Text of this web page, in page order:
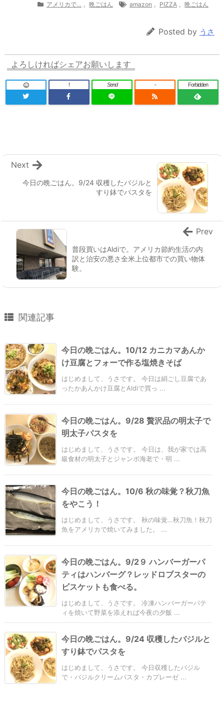
アメリカで… , 晩ごはん amazon , PIZZA , 晩ごはん
Posted by うさ
よろしければシェアお願いします
! Send - Forbidden
今日の晩ごはん。9/24 収穫したバジルと
すり鉢でパスタを
Next
普段買いはAldiで。アメリカ節約生活の内
訳と治安の悪さ全米上位都市での買い物体
験。
Prev
関連記事
今日の晩ごはん。10/12 カニカマあんか
け豆腐とフォーで作る塩焼きそば
はじめまして、うさです。 今日は絹ごし豆腐であ
ったかあんかけ豆腐とAldiで買っ ...
今日の晩ごはん。9/28 贅沢品の明太子で
明太子パスタを
はじめまして、うさです。 今日は、我が家では高
級食材の明太子とジャンボ海老で・明 ...
今日の晩ごはん。10/6 秋の味覚？秋刀魚
をやこう！
はじめまして、うさです。 秋の味覚…秋刀魚！秋刀
魚をアメリカで焼いてみました。 ...
今日の晩ごはん。9/2９ ハンバーガーパ
ティはハンバーグ？レッドロブスターの
ビスケットも食べる。
はじめまして、うさです。 冷凍ハンバーガーパテ
ィを焼いて野菜を添えれば今夜の夕飯 ...
今日の晩ごはん。9/24 収穫したバジルと
すり鉢でパスタを
はじめまして、うさです。 今日収穫したバジル
で・バジルクリームパスタ・カプレーゼ ...